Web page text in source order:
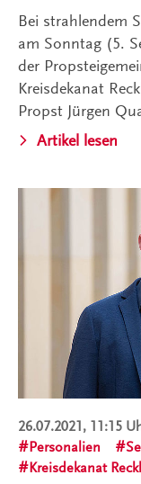
Bei strahlendem
am Sonntag (5.
der
Kreisdekanat
Propst Jürgen
Artikel lesen
26.07.2021, 11:15
Personalien
Kreisdekanat